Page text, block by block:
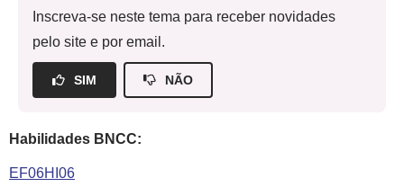
Inscreva-se neste tema para receber novidades
pelo site e por email.
SIM NÃO
Habilidades BNCC:
EF06HI06